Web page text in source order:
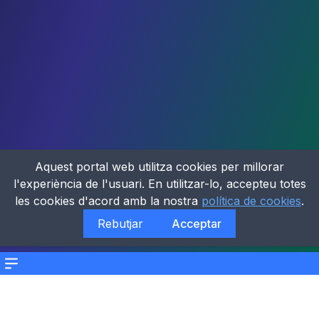
Menu
Aquest portal web utilitza cookies per millorar
l'experiència de l'usuari. En utilitzar-lo, accepteu totes
les cookies d'acord amb la nostra política de cookies.
Rebutjar
Acceptar